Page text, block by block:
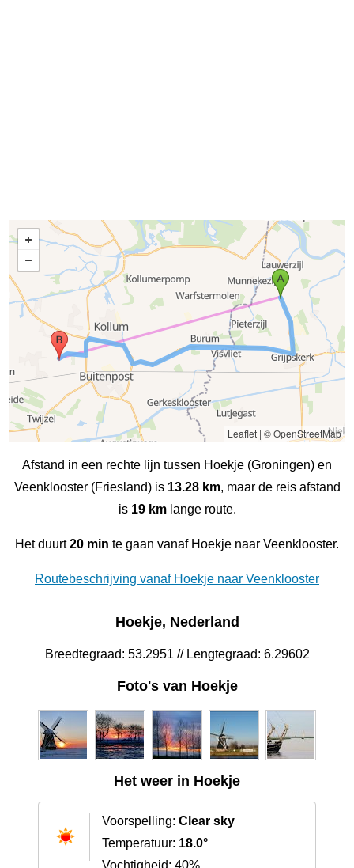
Leaflet| © OpenStreetMap
Afstand in een rechte lijn tussen Hoekje (Groningen) en
Veenklooster (Friesland) is 13.28 km, maar de reis afstand
is 19 kmlange route.
Het duurt20 min te gaan vanaf Hoekje naar Veenklooster.
Routebeschrijving vanaf Hoekje naar Veenklooster
Hoekje, Nederland
Breedtegraad: 53.2951 // Lengtegraad: 6.29602
Foto's van Hoekje
Het weer in Hoekje
Voorspelling: Clear sky
Temperatuur: 18.0°